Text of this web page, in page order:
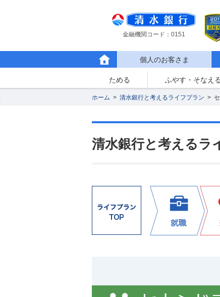
金融機関コード：0151
個人のお客さま
ためる ふやす・そなえる
ホーム > 清水銀行と考えるライフプラン >
清水銀行と考えるラ